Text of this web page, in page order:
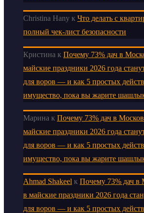
Christina Hany к Что делать с
полный чек-лист безопасности
Кристина к Почему 73% дач в
майские праздники 2026 года
для воров — и как 5 простых
имущество, пока вы жарите
Марина к Почему 73% дач в
майские праздники 2026 года
для воров — и как 5 простых
имущество, пока вы жарите
Ahmad Shakeel к Почему 73% дач в
в майские праздники 2026 года
для воров — и как 5 простых